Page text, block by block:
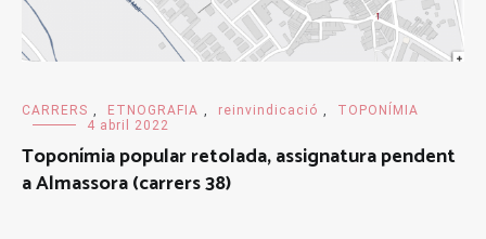
CARRERS , ETNOGRAFIA , reinvindicació ,
TOPONÍMIA
4 abril 2022
Toponímia popular retolada, assignatura pendent
a Almassora (carrers 38)